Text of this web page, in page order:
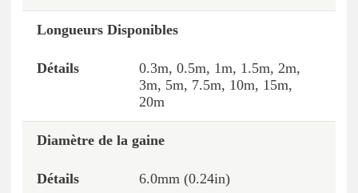
Longueurs Disponibles
0.3m, 0.5m, 1m, 1.5m, 2m,
3m, 5m, 7.5m, 10m, 15m,
20m
Diamètre de la gaine
6.0mm (0.24in)